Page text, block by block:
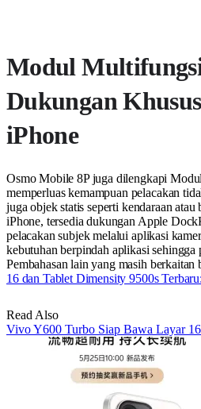
Modul
Dukungan
iPhone
Osmo Mobile 8P juga dilengkapi
memperluas kemampuan pelacakan
juga objek statis seperti kendaraan
iPhone, tersedia dukungan Apple
pelacakan subjek melalui aplikasi
kebutuhan berpindah aplikasi sehingga
Pembahasan lain yang masih berkaitan
16 dan Tablet Dimensity 9500s
Read Also
Vivo Y600 Turbo Siap Bawa Layar